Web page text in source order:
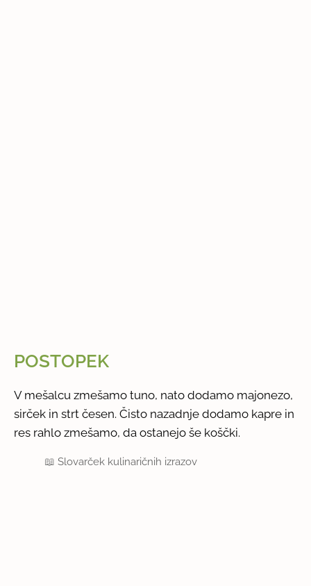
POSTOPEK
V mešalcu zmešamo tuno, nato dodamo majonezo,
sirček in strt česen. Čisto nazadnje dodamo kapre in
res rahlo zmešamo, da ostanejo še koščki.
📖Slovarček kulinaričnih izrazov